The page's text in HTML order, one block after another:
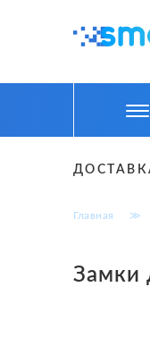
Главная ≫
Замки